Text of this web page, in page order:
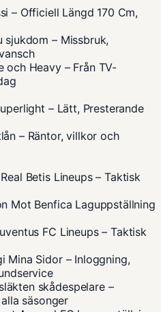
– Officiell Längd 170 Cm,
sjukdom – Missbruk,
och Heavy – Från TV-
– Lätt, Presterande
– Räntor, villkor och
Betis Lineups – Taktisk
Mot Benfica Laguppställning
FC Lineups – Taktisk
Mina Sidor – Inloggning,
skådespelare –
säsonger